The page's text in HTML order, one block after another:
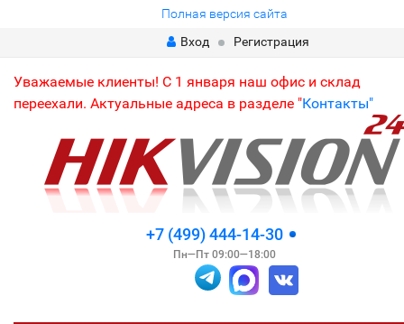
Полная версия сайта
Вход
Регистрация
Уважаемые клиенты! С 1 января наш офис и склад
переехали. Актуальные адреса в разделе "Контакты"
+7 (499) 444-14-30
Пн—Пт 09:00—18:00